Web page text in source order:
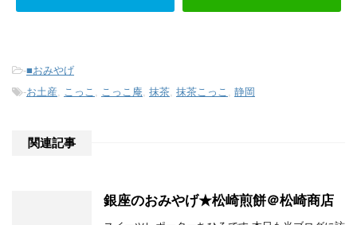
-■おみやげ
-お土産 こっこ こっこ庵 抹茶 抹茶こっこ 静岡
関連記事
銀座のおみやげ★松崎煎餅＠松崎商店